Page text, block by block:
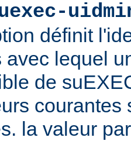
définit
avec lequel
de
courantes
la valeur